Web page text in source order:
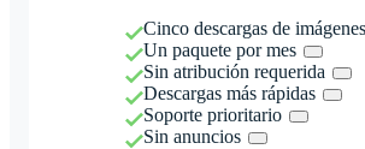
Cinco descargas de
Un paquete por mes
Sin atribución requerida
Descargas más rápidas
Soporte prioritario
Sin anuncios